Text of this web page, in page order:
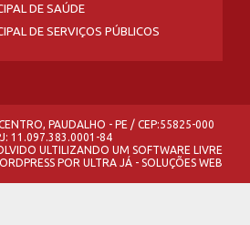
DE SAÚDE
DE SERVIÇOS PÚBLICOS
PAUDALHO - PE / CEP:55825-000
11.097.383.0001-84
ULTILIZANDO UM SOFTWARE LIVRE
POR ULTRA JÁ - SOLUÇÕES WEB